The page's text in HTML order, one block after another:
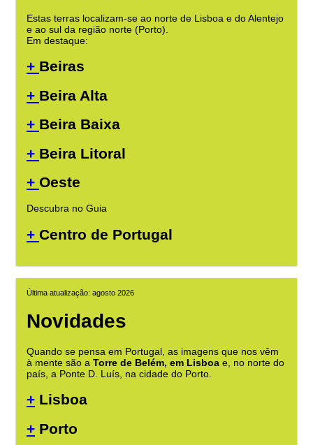
Estas terras localizam-se ao norte de Lisboa e do Alentejo
e ao sul da região norte (Porto).
Em destaque:
+ Beiras
+ Beira Alta
+ Beira Baixa
+ Beira Litoral
+ Oeste
Descubra no Guia
+ Centro de Portugal
Última atualização: agosto 2026
Novidades
Quando se pensa em Portugal, as imagens que nos vêm
à mente são a Torre de Belém, em Lisboa e, no norte do
país, a Ponte D. Luís, na cidade do Porto.
+ Lisboa
+ Porto